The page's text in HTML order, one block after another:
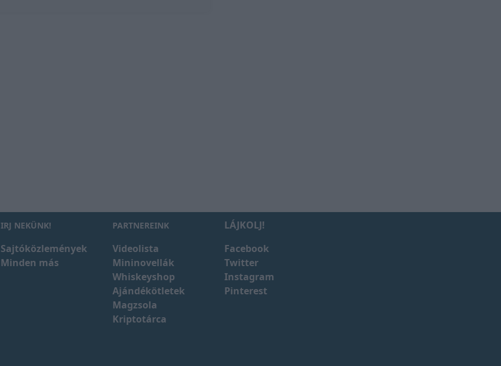
IRJ NEKÜNK!
Sajtóközlemények
Minden más
PARTNEREINK
Videolista
Mininovellák
Whiskeyshop
Ajándékötletek
Magzsola
Kriptotárca
LÁJKOLJ!
Facebook
Twitter
Instagram
Pinterest